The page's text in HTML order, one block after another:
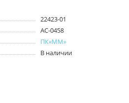
22423-01
АС-0458
ПК«ММ»
В наличии